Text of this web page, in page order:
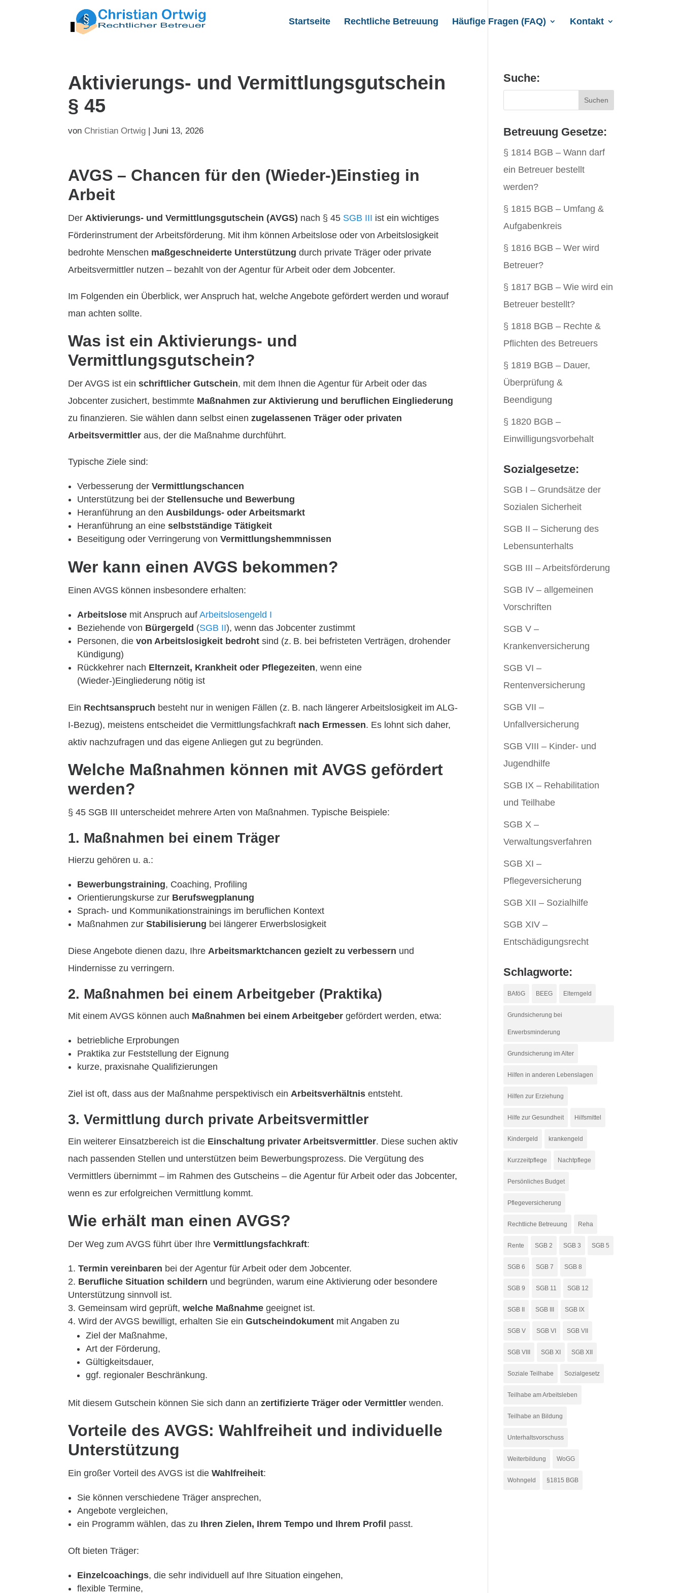
Startseite Rechtliche Betreuung Häufige Fragen (FAQ) Kontakt
Aktivierungs- und Vermittlungsgutschein
§ 45
von Christian Ortwig |Juni 13, 2026
AVGS – Chancen für den (Wieder-)Einstieg in
Arbeit
DerAktivierungs- und Vermittlungsgutschein (AVGS) nach § 45 SGB III ist ein wichtiges
Förderinstrument der Arbeitsförderung. Mit ihm können Arbeitslose oder von Arbeitslosigkeit
bedrohte Menschen maßgeschneiderte Unterstützung durch private Träger oder private
Arbeitsvermittler nutzen – bezahlt von der Agentur für Arbeit oder dem Jobcenter.
Im Folgenden ein Überblick, wer Anspruch hat, welche Angebote gefördert werden und worauf
man achten sollte.
Was ist ein Aktivierungs- und
Vermittlungsgutschein?
Der AVGS ist einschriftlicher Gutschein, mit dem Ihnen die Agentur für Arbeit oder das
Jobcenter zusichert, bestimmte Maßnahmen zur Aktivierung und beruflichen Eingliederung
zu finanzieren. Sie wählen dann selbst einenzugelassenen Träger oder privaten
Arbeitsvermittler aus, der die Maßnahme durchführt.
Typische Ziele sind:
Verbesserung derVermittlungschancen
Unterstützung bei derStellensuche und Bewerbung
Heranführung an denAusbildungs- oder Arbeitsmarkt
Heranführung an eineselbstständige Tätigkeit
Beseitigung oder Verringerung vonVermittlungshemmnissen
Wer kann einen AVGS bekommen?
Einen AVGS können insbesondere erhalten:
Arbeitslose mit Anspruch aufArbeitslosengeld I
Beziehende von Bürgergeld (SGB II), wenn das Jobcenter zustimmt
Personen, dievon Arbeitslosigkeit bedroht sind (z. B. bei befristeten Verträgen, drohender
Kündigung)
Rückkehrer nach Elternzeit, Krankheit oder Pflegezeiten, wenn eine
(Wieder-)Eingliederung nötig ist
Ein Rechtsanspruch besteht nur in wenigen Fällen (z. B. nach längerer Arbeitslosigkeit im ALG-
I-Bezug), meistens entscheidet die Vermittlungsfachkraft nach Ermessen. Es lohnt sich daher,
aktiv nachzufragen und das eigene Anliegen gut zu begründen.
Welche Maßnahmen können mit AVGS gefördert
werden?
§ 45 SGB III unterscheidet mehrere Arten von Maßnahmen. Typische Beispiele:
1. Maßnahmen bei einem Träger
Hierzu gehören u. a.:
Bewerbungstraining, Coaching, Profiling
Orientierungskurse zur Berufswegplanung
Sprach- und Kommunikationstrainings im beruflichen Kontext
Maßnahmen zurStabilisierung bei längerer Erwerbslosigkeit
Diese Angebote dienen dazu, IhreArbeitsmarktchancen gezielt zu verbessern und
Hindernisse zu verringern.
2. Maßnahmen bei einem Arbeitgeber (Praktika)
Mit einem AVGS können auch Maßnahmen bei einem Arbeitgeber gefördert werden, etwa:
betriebliche Erprobungen
Praktika zur Feststellung der Eignung
kurze, praxisnahe Qualifizierungen
Ziel ist oft, dass aus der Maßnahme perspektivisch einArbeitsverhältnis entsteht.
3. Vermittlung durch private Arbeitsvermittler
Ein weiterer Einsatzbereich ist die Einschaltung privater Arbeitsvermittler. Diese suchen aktiv
nach passenden Stellen und unterstützen beim Bewerbungsprozess. Die Vergütung des
Vermittlers übernimmt – im Rahmen des Gutscheins – die Agentur für Arbeit oder das Jobcenter,
wenn es zur erfolgreichen Vermittlung kommt.
Wie erhält man einen AVGS?
Der Weg zum AVGS führt über IhreVermittlungsfachkraft:
Termin vereinbaren bei der Agentur für Arbeit oder dem Jobcenter.
Berufliche Situation schildern und begründen, warum eine Aktivierung oder besondere
Unterstützung sinnvoll ist.
Gemeinsam wird geprüft,welche Maßnahme geeignet ist.
Wird der AVGS bewilligt, erhalten Sie einGutscheindokument mit Angaben zu
Ziel der Maßnahme,
Art der Förderung,
Gültigkeitsdauer,
ggf. regionaler Beschränkung.
Mit diesem Gutschein können Sie sich dann anzertifizierte Träger oder Vermittler wenden.
Vorteile des AVGS: Wahlfreiheit und individuelle
Unterstützung
Ein großer Vorteil des AVGS ist dieWahlfreiheit:
Sie können verschiedene Träger ansprechen,
Angebote vergleichen,
ein Programm wählen, das zu Ihren Zielen, Ihrem Tempo und Ihrem Profil passt.
Oft bieten Träger:
Einzelcoachings, die sehr individuell auf Ihre Situation eingehen,
flexible Termine,
Suche:
Betreuung Gesetze:
§ 1814 BGB – Wann darf
ein Betreuer bestellt
werden?
§ 1815 BGB – Umfang &
Aufgabenkreis
§ 1816 BGB – Wer wird
Betreuer?
§ 1817 BGB – Wie wird ein
Betreuer bestellt?
§ 1818 BGB – Rechte &
Pflichten des Betreuers
§ 1819 BGB – Dauer,
Überprüfung &
Beendigung
§ 1820 BGB –
Einwilligungsvorbehalt
Sozialgesetze:
SGB I – Grundsätze der
Sozialen Sicherheit
SGB II – Sicherung des
Lebensunterhalts
SGB III – Arbeitsförderung
SGB IV – allgemeinen
Vorschriften
SGB V –
Krankenversicherung
SGB VI –
Rentenversicherung
SGB VII –
Unfallversicherung
SGB VIII – Kinder- und
Jugendhilfe
SGB IX – Rehabilitation
und Teilhabe
SGB X –
Verwaltungsverfahren
SGB XI –
Pflegeversicherung
SGB XII – Sozialhilfe
SGB XIV –
Entschädigungsrecht
Schlagworte:
BAföG BEEG Elterngeld
Grundsicherung bei
Erwerbsminderung
Grundsicherung im Alter
Hilfen in anderen Lebenslagen
Hilfen zur Erziehung
Hilfe zur Gesundheit Hilfsmittel
Kindergeld krankengeld
Kurzzeitpflege Nachtpflege
Persönliches Budget
Pflegeversicherung
Rechtliche Betreuung Reha
Rente SGB 2 SGB 3 SGB 5
SGB 6 SGB 7 SGB 8
SGB 9 SGB 11 SGB 12
SGB II SGB III SGB IX
SGB V SGB VI SGB VII
SGB VIII SGB XI SGB XII
Soziale Teilhabe Sozialgesetz
Teilhabe am Arbeitsleben
Teilhabe an Bildung
Unterhaltsvorschuss
Weiterbildung WoGG
Wohngeld §1815 BGB